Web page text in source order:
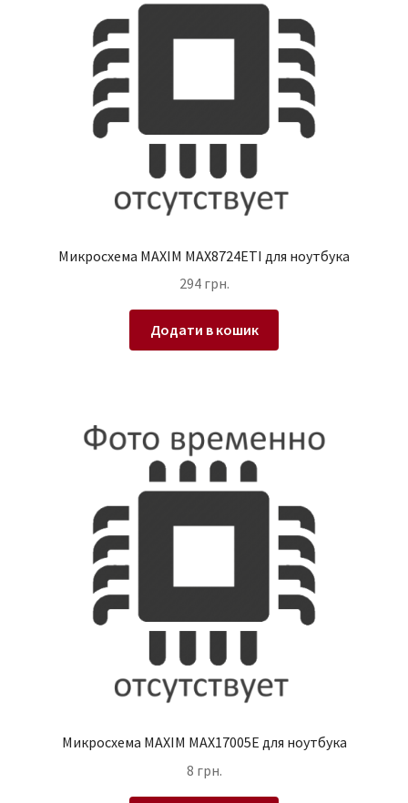
Микросхема MAXIM MAX8724ETI для ноутбука
294 грн.
Додати в кошик
Микросхема MAXIM MAX17005E для ноутбука
8 грн.